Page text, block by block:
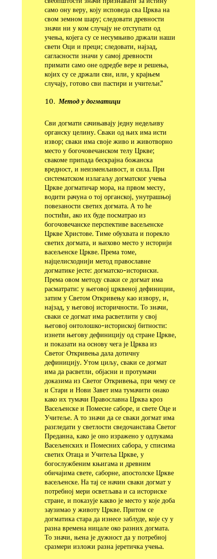
само ону веру, коју исповеда сва Црква на
свом земном шару; следовати древности
значи ни у ком случају не отступати од
учења, којега су се несумњиво држали наши
свети Оци и преци; следовати, најзад,
сагласности зна­чи у самој древности
примати само оне одредбе вере и решења,
којих су се држали сви, или, у крајњем
случају, готово сви пастири и учитељи.”
Метод у догматици
Сви догмати сачињавају једну недељиву
органску целину. Сваки од њих има исти
извор; сваки има своје живо и животворно
место у богочовечанском телу Цркве;
свакоме припада бескрајна божанска
вредност, и неизменљивост, и сила. При
систематском излагаљу догматског учења
Цркве догматичар мора, на првом месту,
водити рачуна о тој органској, унутрашњој
повезаности светих догмата. А то ће
постићи, ако их буде посматрао из
богочовечанске пер­спективе васељенске
Цркве Христове. Тиме обухвата и порекло
светих догмата, и њихово место у историји
васељенске Цркве. Према томе,
најцелисходнији метод православне
догматике јесте: догматско-историски.
Према овом методу сваки се догмат има
расматрати: у његовој црквеној дефи­ниции,
затим у Светом Откривењу као извору, и,
најзад, у његовој историчности. То значи,
сваки се догмат има расветлити у свој
његовој онтолошко-историској битности:
изнети његову дефиницију од стране Цркве,
и показати на основу чега је Црква из
Светог Откривења дала дотичну
дефиницију. Утом циљу, сваки се догмат
има да расветли, објасни и протумачи
доказима из Светог Откривења, при чему се
и Стари и Нови Завет има тумачити онако
како их тумачи Православна Црква кроз
Васељенске и Помесне саборе, и свете Оце и
Учитеље. А то значи да се сваки дог­мат има
разгледати у светлости сведочанстава Светог
Пре­данна, како је оно изражено у одлукама
Васељенских и Помесних сабора, у списима
светих Отаца и Учитеља Цркве, у
богослужбеним књигама и древним
обичајима свете, саборне, апостолске Цркве
васељенске. На тај се начин сваки догмат у
потребној мери осветљава и са историске
стране, и показује какво је место у које доба
заузимао у животу Цркве. Притом се
догматика стара да изнесе заблуде, које су у
разна времена ницале око разних догмата.
То значи, њена је дужност да у потребној
сразмери изложи разна јеретичка учења.